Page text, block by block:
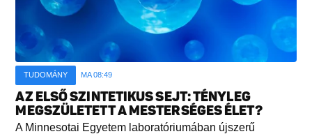
TUDOMÁNY MA 08:49
AZ ELSŐ SZINTETIKUS SEJT: TÉNYLEG
MEGSZÜLETETT A MESTERSÉGES ÉLET?
A Minnesotai Egyetem laboratóriumában újszerű